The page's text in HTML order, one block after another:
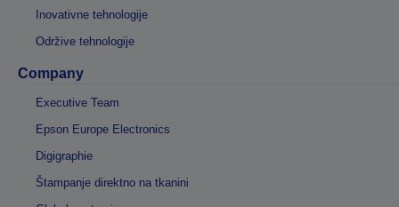
Inovativne tehnologije
Održive tehnologije
Company
Executive Team
Epson Europe Electronics
Digigraphie
Štampanje direktno na tkanini